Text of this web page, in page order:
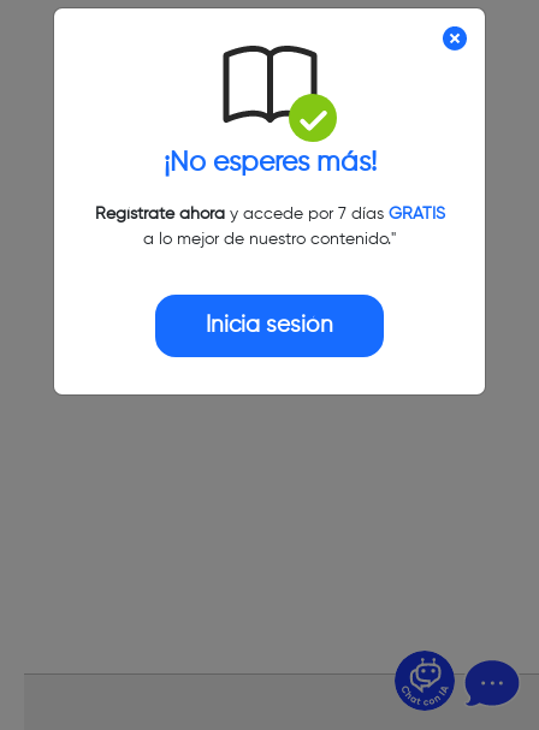
¡No esperes más!
Regístrate ahoray accede por 7 días GRATIS
a lo mejor de nuestro contenido."
Inicia sesión